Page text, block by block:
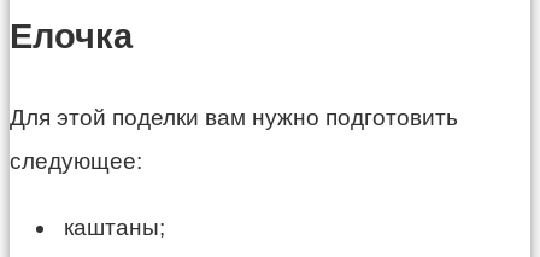
Елочка
Для этой поделки вам нужно подготовить
следующее:
каштаны;